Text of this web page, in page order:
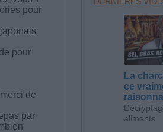
pour
pour
de
par
La
ce
aliments